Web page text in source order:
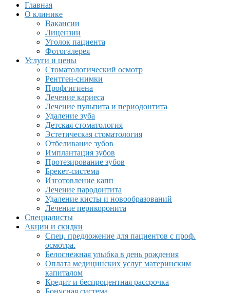
Главная
О клинике
Вакансии
Лицензии
Уголок пациента
Фотогалерея
Услуги и цены
Стоматологический осмотр
Рентген-снимки
Профгигиена
Лечение кариеса
Лечение пульпита и периодонтита
Удаление зуба
Детская стоматология
Эстетическая стоматология
Отбеливание зубов
Имплантация зубов
Протезирование зубов
Брекет-система
Изготовление капп
Лечение пародонтита
Удаление кисты и новообразований
Лечение перикоронита
Специалисты
Акции и скидки
Спец. предложение для пациентов с проф.
осмотра.
Белоснежная улыбка в день рождения
Оплата медицинских услуг материнским
капиталом
Кредит и беспроцентная рассрочка